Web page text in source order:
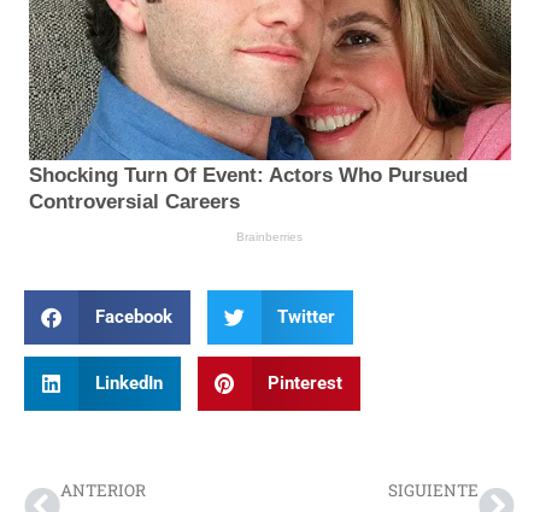
Facebook Twitter
LinkedIn Pinterest
ANTERIOR SIGUIENTE